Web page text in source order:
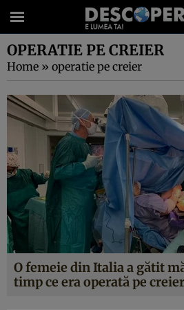
OPERATIE PE CREIER
Home » operatie pe creier
O femeie din Italia a gătit
timp ce era operată pe creier